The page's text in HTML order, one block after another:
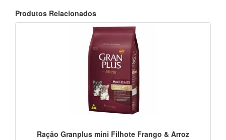
Produtos Relacionados
Ração Granplus mini Filhote Frango & Arroz